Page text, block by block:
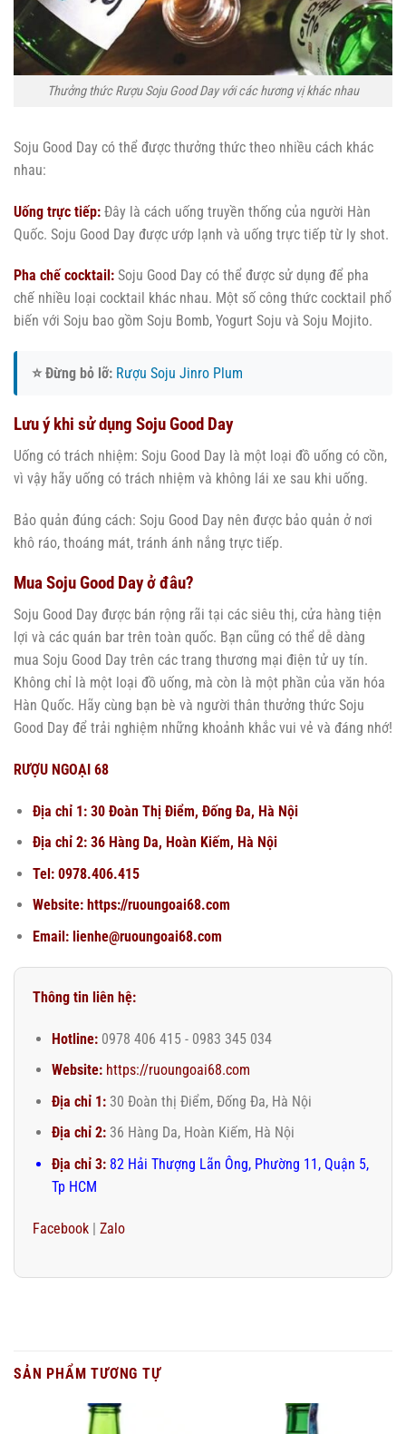
Thưởng thức Rượu Soju Good Day với các hương vị khác nhau
Soju Good Day có thể được thưởng thức theo nhiều cách khác
nhau:
Uống trực tiếp: Đây là cách uống truyền thống của người Hàn
Quốc. Soju Good Day được ướp lạnh và uống trực tiếp từ ly shot.
Pha chế cocktail: Soju Good Day có thể được sử dụng để pha
chế nhiều loại cocktail khác nhau. Một số công thức cocktail phổ
biến với Soju bao gồm Soju Bomb, Yogurt Soju và Soju Mojito.
⭐ Đừng bỏ lỡ: Rượu Soju Jinro Plum
Lưu ý khi sử dụng Soju Good Day
Uống có trách nhiệm: Soju Good Day là một loại đồ uống có cồn,
vì vậy hãy uống có trách nhiệm và không lái xe sau khi uống.
Bảo quản đúng cách: Soju Good Day nên được bảo quản ở nơi
khô ráo, thoáng mát, tránh ánh nắng trực tiếp.
Mua Soju Good Day ở đâu?
Soju Good Day được bán rộng rãi tại các siêu thị, cửa hàng tiện
lợi và các quán bar trên toàn quốc. Bạn cũng có thể dễ dàng
mua Soju Good Day trên các trang thương mại điện tử uy tín.
Không chỉ là một loại đồ uống, mà còn là một phần của văn hóa
Hàn Quốc. Hãy cùng bạn bè và người thân thưởng thức Soju
Good Day để trải nghiệm những khoảnh khắc vui vẻ và đáng nhớ!
RƯỢU NGOẠI 68
Địa chỉ 1: 30 Đoàn Thị Điểm, Đống Đa, Hà Nội
Địa chỉ 2: 36 Hàng Da, Hoàn Kiếm, Hà Nội
Tel: 0978.406.415
Website: https://ruoungoai68.com
Email: lienhe@ruoungoai68.com
Thông tin liên hệ:
Hotline:0978 406 415 - 0983 345 034
Website: https://ruoungoai68.com
Địa chỉ 1:30 Đoàn thị Điểm, Đống Đa, Hà Nội
Địa chỉ 2:36 Hàng Da, Hoàn Kiếm, Hà Nội
Địa chỉ 3:82 Hải Thượng Lãn Ông, Phường 11, Quận 5,
Tp HCM
Facebook | Zalo
SẢN PHẨM TƯƠNG TỰ